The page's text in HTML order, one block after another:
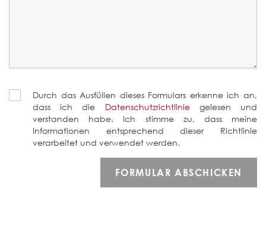
Durch das Ausfüllen dieses Formulars erkenne ich an,
dass ich die Datenschutzrichtliniegelesen und
verstanden habe. Ich stimme zu, dass meine
Informationen entsprechend dieser Richtlinie
verarbeitet und verwendet werden.